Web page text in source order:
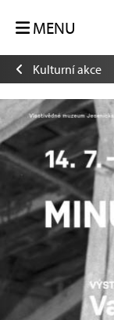
MENU
Kulturní akce